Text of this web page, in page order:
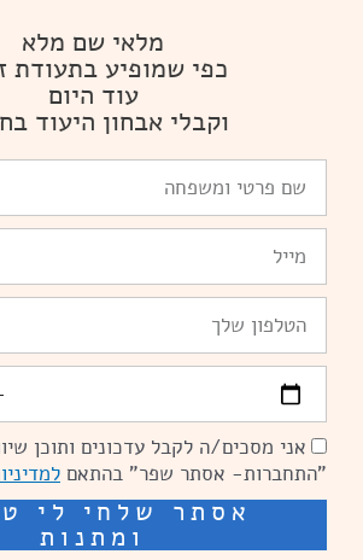
מלאי שם מלא
כפי שמופיע בתעודת
עוד היום
וקבלי אבחון היעוד
פרטי
ומשפחה
הסכמהאני מסכים/ה לקבל עדכונים ותוכן
"התחברות- אסתר שפר" בהתאם
אסתר שלחי לי
ומתנות